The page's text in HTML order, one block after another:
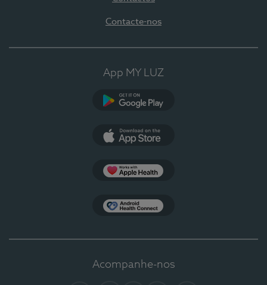
Contacte-nos
App MY LUZ
Acompanhe-nos